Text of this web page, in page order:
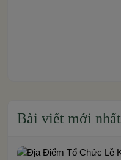
Bài viết mới nhất